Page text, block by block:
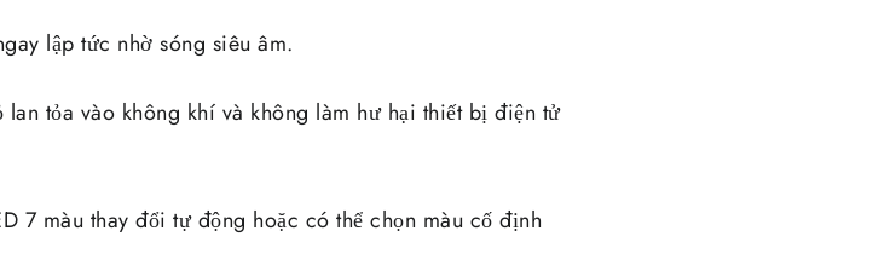
lập tức nhờ sóng siêu âm.
tỏa vào không khí và không làm hư hại thiết bị điện tử
7 màu thay đổi tự động hoặc có thể chọn màu cố định